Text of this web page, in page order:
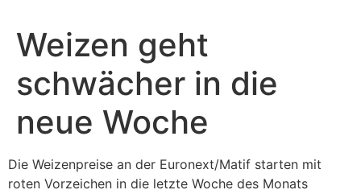
Inhalt
springen
Weizen geht
schwächer in die
neue Woche
Die Weizen­preise an der Euronext/Matif starten mit
roten Vorzei­chen in die letzte Woche des Monats